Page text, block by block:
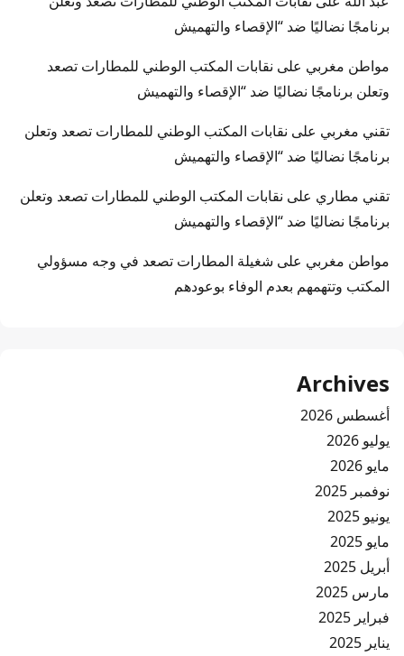
برنامجًا نضاليًا ضد “الإقصاء والتهميش
مواطن مغربي على نقابات المكتب الوطني للمطارات تصعد
وتعلن برنامجًا نضاليًا ضد “الإقصاء والتهميش
تقني مغربي على نقابات المكتب الوطني للمطارات تصعد وتعلن
برنامجًا نضاليًا ضد “الإقصاء والتهميش
تقني مطاري على نقابات المكتب الوطني للمطارات تصعد وتعلن
برنامجًا نضاليًا ضد “الإقصاء والتهميش
مواطن مغربي على شغيلة المطارات تصعد في وجه مسؤولي
المكتب وتتهمهم بعدم الوفاء بوعودهم
Archives
أغسطس 2026
يوليو 2026
مايو 2026
نوفمبر 2025
يونيو 2025
مايو 2025
أبريل 2025
مارس 2025
فبراير 2025
يناير 2025